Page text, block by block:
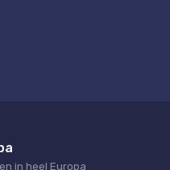
in heel Europa